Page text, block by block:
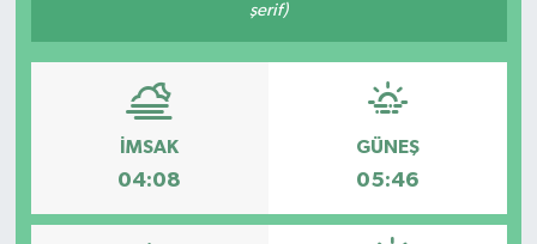
şerif)
İMSAK
04:08
GÜNEŞ
05:46